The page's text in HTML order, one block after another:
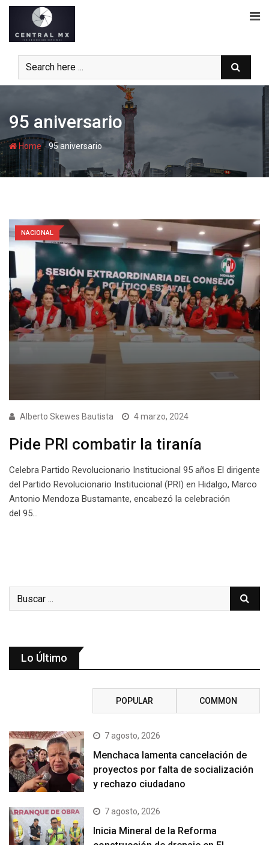
Skip
content
95 aniversario
Home-95 aniversario
NACIONAL
Alberto Skewes Bautista 4 marzo, 2024
Pide PRI combatir la tiranía
Celebra Partido Revolucionario Institucional 95 años El dirigente
del Partido Revolucionario Institucional (PRI) en Hidalgo, Marco
Antonio Mendoza Bustamante, encabezó la celebración
del 95…
Lo Último
POPULAR COMMON
7 agosto, 2026
Menchaca lamenta cancelación de
proyectos por falta de socialización
y rechazo ciudadano
7 agosto, 2026
Inicia Mineral de la Reforma